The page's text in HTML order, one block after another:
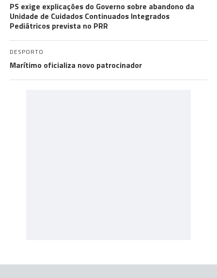
PS exige explicações do Governo sobre abandono da
Unidade de Cuidados Continuados Integrados
Pediátricos prevista no PRR
DESPORTO
Marítimo oficializa novo patrocinador